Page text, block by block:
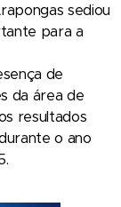
sediou
para a
de
da área de
resultados
o ano